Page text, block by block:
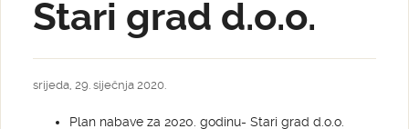
Stari grad d.o.o.
srijeda, 29. siječnja 2020.
Plan nabave za 2020. godinu- Stari grad d.o.o.